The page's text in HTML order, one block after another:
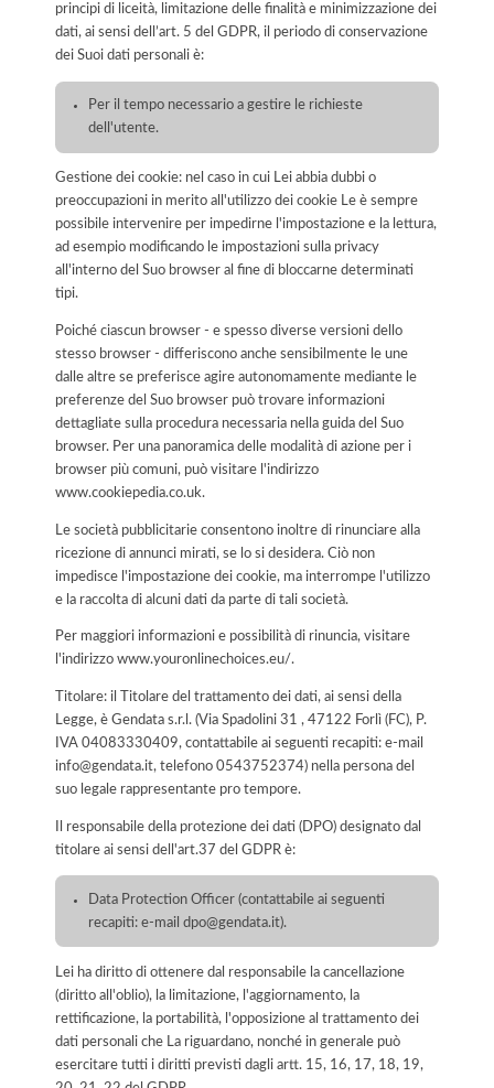
principi di liceità, limitazione delle finalità e minimizzazione dei
dati, ai sensi dell’art. 5 del GDPR, il periodo di conservazione
dei Suoi dati personali è:
Per il tempo necessario a gestire le richieste
dell'utente.
Gestione dei cookie: nel caso in cui Lei abbia dubbi o
preoccupazioni in merito all'utilizzo dei cookie Le è sempre
possibile intervenire per impedirne l'impostazione e la lettura,
ad esempio modificando le impostazioni sulla privacy
all'interno del Suo browser al fine di bloccarne determinati
tipi.
Poiché ciascun browser - e spesso diverse versioni dello
stesso browser - differiscono anche sensibilmente le une
dalle altre se preferisce agire autonomamente mediante le
preferenze del Suo browser può trovare informazioni
dettagliate sulla procedura necessaria nella guida del Suo
browser. Per una panoramica delle modalità di azione per i
browser più comuni, può visitare l'indirizzo
www.cookiepedia.co.uk.
Le società pubblicitarie consentono inoltre di rinunciare alla
ricezione di annunci mirati, se lo si desidera. Ciò non
impedisce l'impostazione dei cookie, ma interrompe l'utilizzo
e la raccolta di alcuni dati da parte di tali società.
Per maggiori informazioni e possibilità di rinuncia, visitare
l'indirizzo www.youronlinechoices.eu/.
Titolare: il Titolare del trattamento dei dati, ai sensi della
Legge, è Gendata s.r.l. (Via Spadolini 31 , 47122 Forlì (FC), P.
IVA 04083330409, contattabile ai seguenti recapiti: e-mail
info@gendata.it, telefono 0543752374) nella persona del
suo legale rappresentante pro tempore.
Il responsabile della protezione dei dati (DPO) designato dal
titolare ai sensi dell'art.37 del GDPR è:
Data Protection Officer (contattabile ai seguenti
recapiti: e-mail dpo@gendata.it).
Lei ha diritto di ottenere dal responsabile la cancellazione
(diritto all'oblio), la limitazione, l'aggiornamento, la
rettificazione, la portabilità, l'opposizione al trattamento dei
dati personali che La riguardano, nonché in generale può
esercitare tutti i diritti previsti dagli artt. 15, 16, 17, 18, 19,